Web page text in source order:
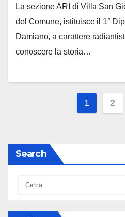
La sezione ARI di Villa San
del Comune, istituisce il 1°
Damiano, a carattere
conoscere la storia…
1 2
Search